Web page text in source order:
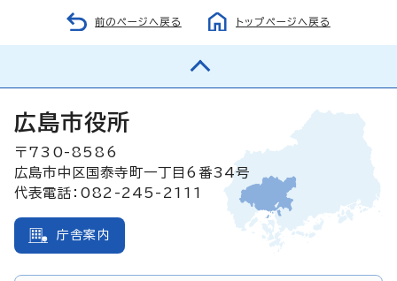
前のページへ戻る トップページへ戻る
広島市役所
〒730-8586
広島市中区国泰寺町一丁目6番34号
代表電話：082-245-2111
庁舎案内